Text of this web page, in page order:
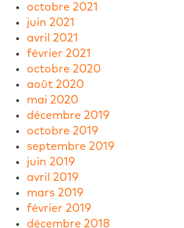
octobre 2021
juin 2021
avril 2021
février 2021
octobre 2020
août 2020
mai 2020
décembre 2019
octobre 2019
septembre 2019
juin 2019
avril 2019
mars 2019
février 2019
décembre 2018